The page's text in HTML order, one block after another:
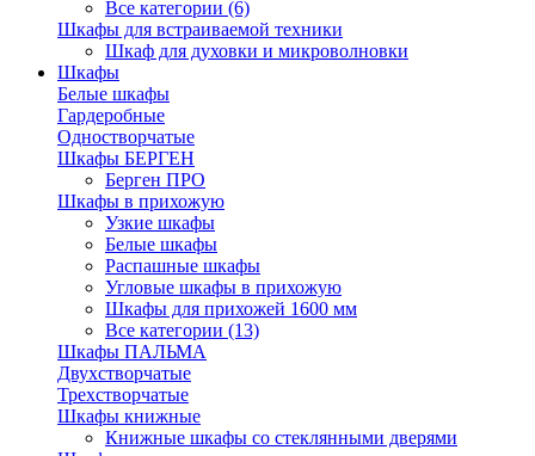
Все категории (6)
Шкафы для встраиваемой техники
Шкаф для духовки и микроволновки
Шкафы
Белые шкафы
Гардеробные
Одностворчатые
Шкафы БЕРГЕН
Берген ПРО
Шкафы в прихожую
Узкие шкафы
Белые шкафы
Распашные шкафы
Угловые шкафы в прихожую
Шкафы для прихожей 1600 мм
Все категории (13)
Шкафы ПАЛЬМА
Двухстворчатые
Трехстворчатые
Шкафы книжные
Книжные шкафы со стеклянными дверями